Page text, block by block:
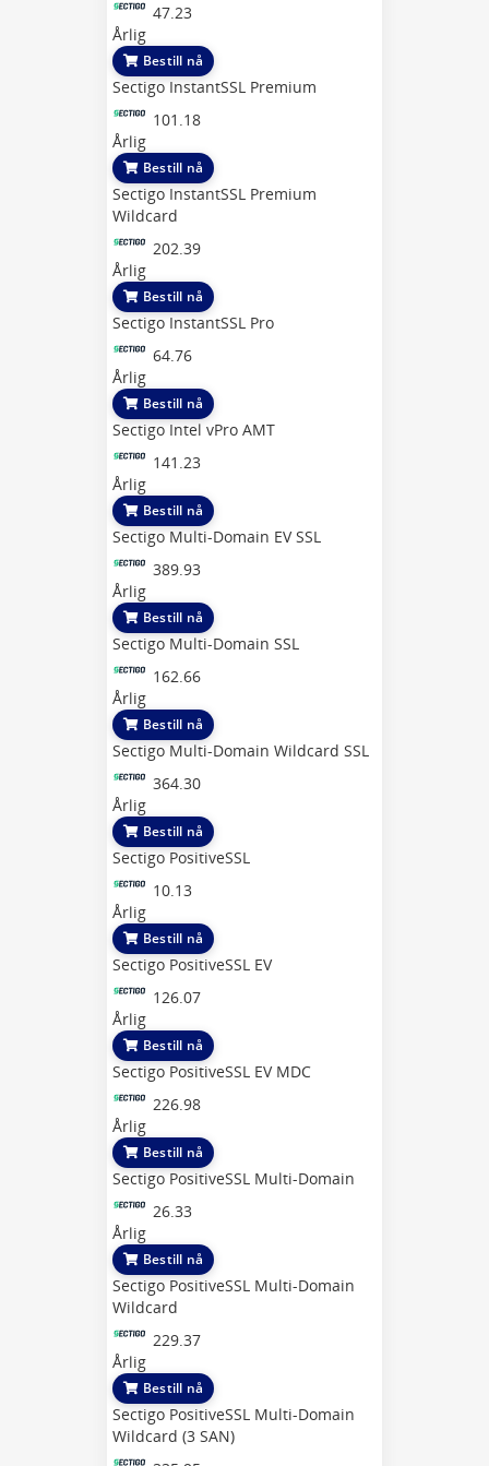
47.23
Årlig
Bestill nå
Sectigo InstantSSL Premium
101.18
Årlig
Bestill nå
Sectigo InstantSSL Premium
Wildcard
202.39
Årlig
Bestill nå
Sectigo InstantSSL Pro
64.76
Årlig
Bestill nå
Sectigo Intel vPro AMT
141.23
Årlig
Bestill nå
Sectigo Multi-Domain EV SSL
389.93
Årlig
Bestill nå
Sectigo Multi-Domain SSL
162.66
Årlig
Bestill nå
Sectigo Multi-Domain Wildcard SSL
364.30
Årlig
Bestill nå
Sectigo PositiveSSL
10.13
Årlig
Bestill nå
Sectigo PositiveSSL EV
126.07
Årlig
Bestill nå
Sectigo PositiveSSL EV MDC
226.98
Årlig
Bestill nå
Sectigo PositiveSSL Multi-Domain
26.33
Årlig
Bestill nå
Sectigo PositiveSSL Multi-Domain
Wildcard
229.37
Årlig
Bestill nå
Sectigo PositiveSSL Multi-Domain
Wildcard (3 SAN)